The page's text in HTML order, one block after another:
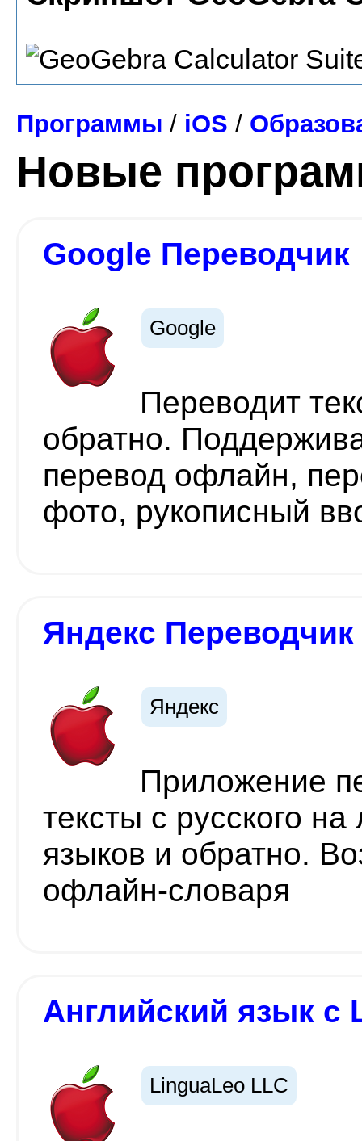
Программы / iOS /
Новые
Google Переводчик
Google
Переводит
обратно.
перевод офлайн,
фото, рукописный
Яндекс Переводчик
Яндекс
Приложение
тексты с русского
языков и обратно.
офлайн-словаря
Английский язык с
LinguaLeo LLC